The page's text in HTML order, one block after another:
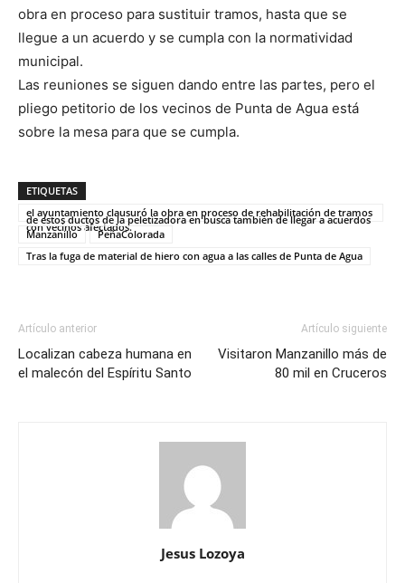
obra en proceso para sustituir tramos, hasta que se
llegue a un acuerdo y se cumpla con la normatividad
municipal.
Las reuniones se siguen dando entre las partes, pero el
pliego petitorio de los vecinos de Punta de Agua está
sobre la mesa para que se cumpla.
ETIQUETAS
el ayuntamiento clausuró la obra en proceso de rehabilitación de tramos
de estos ductos de la peletizadora en busca también de llegar a acuerdos
con vecinos afectados.
Manzanillo
PeñaColorada
Tras la fuga de material de hiero con agua a las calles de Punta de Agua
Artículo anterior
Localizan cabeza humana en
el malecón del Espíritu Santo
Artículo siguiente
Visitaron Manzanillo más de
80 mil en Cruceros
Jesus Lozoya